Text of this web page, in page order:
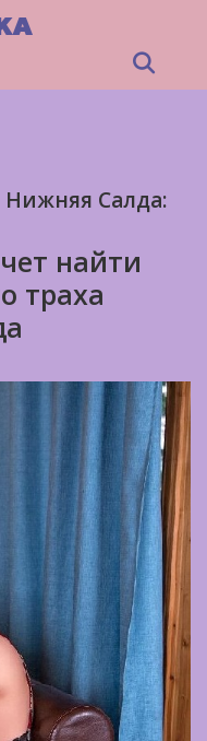
Нижняя Салда:
найти
траха